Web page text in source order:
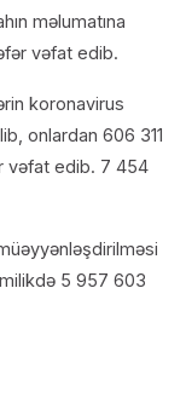
məlumatına
vəfat edib.
koronavirus
onlardan 606 311
vəfat edib. 7 454
5 957 603